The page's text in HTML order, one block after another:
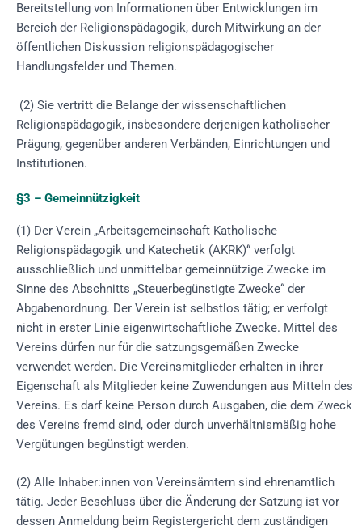
Bereitstellung von Informationen über Entwicklungen im
Bereich der Religionspädagogik, durch Mitwirkung an der
öffentlichen Diskussion religionspädagogischer
Handlungsfelder und Themen.
(2) Sie vertritt die Belange der wissenschaftlichen
Religionspädagogik, insbesondere derjenigen katholischer
Prägung, gegenüber anderen Verbänden, Einrichtungen und
Institutionen.
§3 – Gemeinnützigkeit
(1) Der Verein „Arbeitsgemeinschaft Katholische
Religionspädagogik und Katechetik (AKRK)“ verfolgt
ausschließlich und unmittelbar gemeinnützige Zwecke im
Sinne des Abschnitts „Steuerbegünstigte Zwecke“ der
Abgabenordnung. Der Verein ist selbstlos tätig; er verfolgt
nicht in erster Linie eigenwirtschaftliche Zwecke. Mittel des
Vereins dürfen nur für die satzungsgemäßen Zwecke
verwendet werden. Die Vereinsmitglieder erhalten in ihrer
Eigenschaft als Mitglieder keine Zuwendungen aus Mitteln des
Vereins. Es darf keine Person durch Ausgaben, die dem Zweck
des Vereins fremd sind, oder durch unverhältnismäßig hohe
Vergütungen begünstigt werden.
(2) Alle Inhaber:innen von Vereinsämtern sind ehrenamtlich
tätig. Jeder Beschluss über die Änderung der Satzung ist vor
dessen Anmeldung beim Registergericht dem zuständigen